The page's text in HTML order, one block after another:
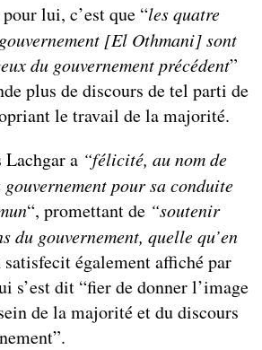
lui, c’est que “les quatre
[El Othmani] sont
du gouvernement précédent”
plus de discours de tel parti de
le travail de la majorité.
Lachgar a “félicité, au nom de
gouvernement pour sa conduite
“, promettant de “soutenir
du gouvernement, quelle qu’en
satisfecit également affiché par
s’est dit “fier de donner l’image
de la majorité et du discours